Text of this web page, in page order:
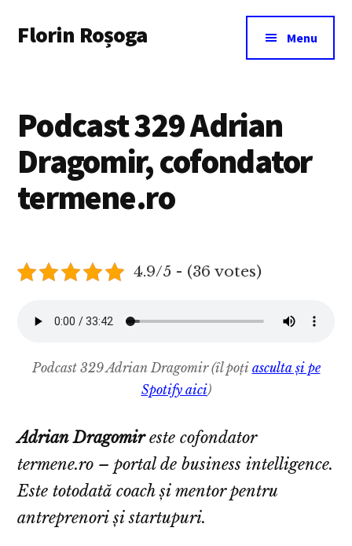
main
menu
Florin Roșoga Menu
Podcast 329 Adrian
Dragomir, cofondator
termene.ro
4.9/5 - (36 votes)
Podcast 329 Adrian Dragomir (îl poți asculta și pe
Spotify aici)
Adrian Dragomireste cofondator
termene.ro – portal de business intelligence.
Este totodată coach și mentor pentru
antreprenori și startupuri.